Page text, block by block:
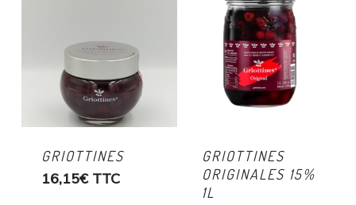
GRIOTTINES
16,15€ TTC
GRIOTTINES
ORIGINALES 15%
1L